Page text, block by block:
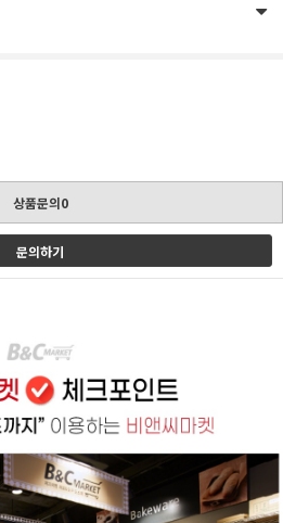
상품문의0
문의하기